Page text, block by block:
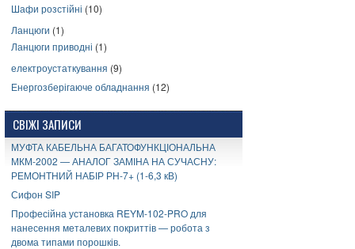
Шафи розстійні (10)
Ланцюги (1)
Ланцюги приводні (1)
електроустаткування (9)
Енергозберігаюче обладнання (12)
СВІЖІ ЗАПИСИ
МУФТА КАБЕЛЬНА БАГАТОФУНКЦІОНАЛЬНА
МКМ-2002 — АНАЛОГ ЗАМІНА НА СУЧАСНУ:
РЕМОНТНИЙ НАБІР РН-7+ (1-6,3 кВ)
Сифон SIP
Професійна установка REYM-102-PRO для
нанесення металевих покриттів — робота з
двома типами порошків.